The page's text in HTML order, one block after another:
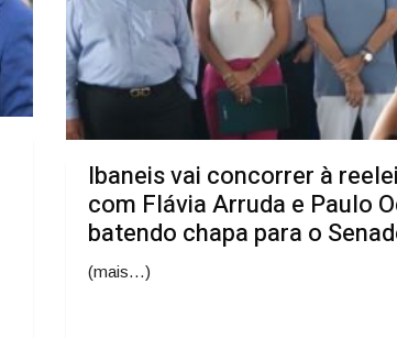
Ibaneis vai concorrer à
com Flávia Arruda e Paulo
batendo chapa para o
(mais…)